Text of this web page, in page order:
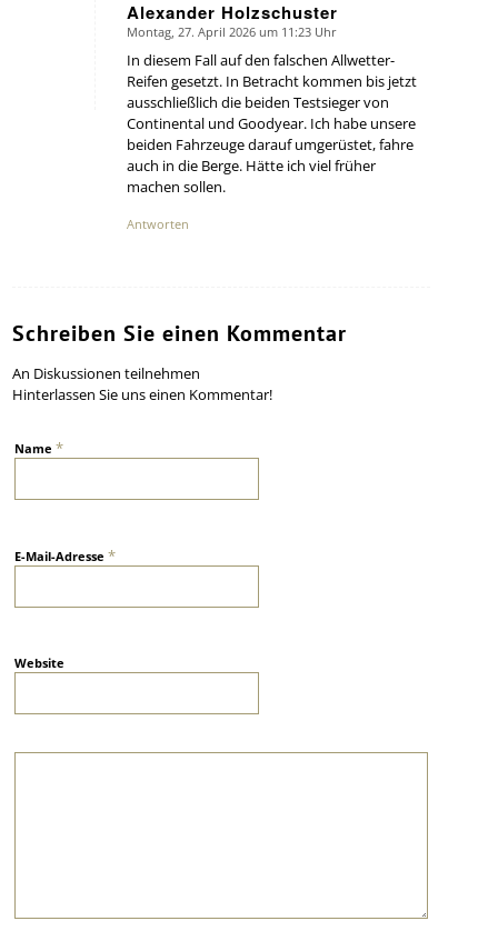
Alexander Holzschuster
says:
Montag, 27. April 2026 um 11:23 Uhr
In diesem Fall auf den falschen Allwetter-
Reifen gesetzt. In Betracht kommen bis jetzt
ausschließlich die beiden Testsieger von
Continental und Goodyear. Ich habe unsere
beiden Fahrzeuge darauf umgerüstet, fahre
auch in die Berge. Hätte ich viel früher
machen sollen.
Antworten
Schreiben Sie einen Kommentar
An Diskussionen teilnehmen
Hinterlassen Sie uns einen Kommentar!
Name*
E-Mail-Adresse*
Website